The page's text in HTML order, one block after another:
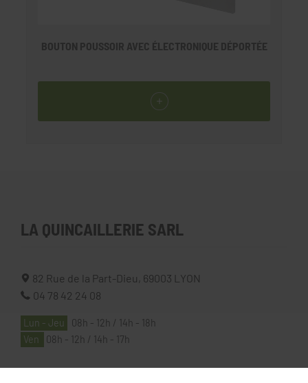
BOUTON POUSSOIR AVEC ÉLECTRONIQUE DÉPORTÉE
LA QUINCAILLERIE SARL
82 Rue de la Part-Dieu, 69003
LYON
04 78 42 24 08
Lun - Jeu
08h - 12h / 14h - 18h
Ven
08h - 12h / 14h - 17h